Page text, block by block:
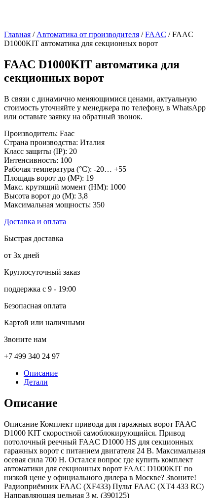
Главная / Автоматика от производителя /FAAC / FAAC
D1000KIT автоматика для секционных ворот
FAAC D1000KIT автоматика для
секционных ворот
В связи с динамично меняющимися ценами, актуальную
стоимость уточняйте у менеджера по телефону, в WhatsApp
или оставьте заявку на обратный звонок.
Производитель: Faac
Страна производства: Италия
Класс защиты (IP): 20
Интенсивность: 100
Рабочая температура (°C): -20… +55
Площадь ворот до (М²): 19
Макс. крутящий момент (НМ): 1000
Высота ворот до (М): 3,8
Максимальная мощность: 350
Доставка и оплата
Быстрая доставка
от 3х дней
Круглосуточный заказ
поддержка с 9 - 19:00
Безопасная оплата
Картой или наличными
Звоните нам
+7 499 340 24 97
Описание
Детали
Описание
Описание Комплект привода для гаражных ворот FAAC
D1000 KIT скоростной самоблокирующийся. Привод
потолочный реечный FAAC D1000 HS для секционных
гаражных ворот с питанием двигателя 24 В. Максимальная
осевая сила 700 Н. Остался вопрос где купить комплект
автоматики для секционных ворот FAAC D1000KIT по
низкой цене у официального дилера в Москве? Звоните!
Радиоприёмник FAAC (XF433) Пульт FAAC (XT4 433 RC)
Направляющая цельная 3 м. (390125)